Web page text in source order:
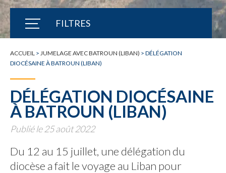
FILTRES
TOUTE L'ACTUALITÉ
ACCUEIL > JUMELAGE AVEC BATROUN (LIBAN) > DÉLÉGATION
DIOCÉSAINE À BATROUN (LIBAN)
DÉLÉGATION DIOCÉSAINE
À BATROUN (LIBAN)
Publié le 25 août 2022
Du 12 au 15 juillet, une délégation du
diocèse a fait le voyage au Liban pour